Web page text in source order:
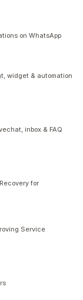
on WhatsApp
widget & automation
inbox & FAQ
for
Service